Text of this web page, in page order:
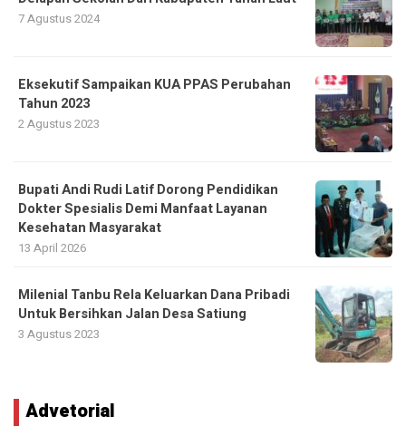
7 Agustus 2024
Eksekutif Sampaikan KUA PPAS Perubahan
Tahun 2023
2 Agustus 2023
Bupati Andi Rudi Latif Dorong Pendidikan
Dokter Spesialis Demi Manfaat Layanan
Kesehatan Masyarakat
13 April 2026
Milenial Tanbu Rela Keluarkan Dana Pribadi
Untuk Bersihkan Jalan Desa Satiung
3 Agustus 2023
Advetorial